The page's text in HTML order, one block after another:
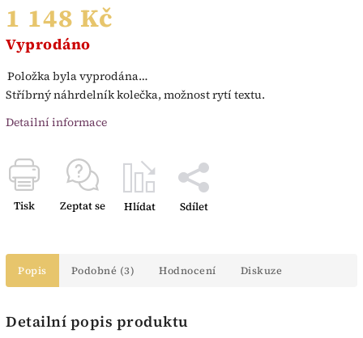
1 148 Kč
Vyprodáno
Položka byla vyprodána…
Stříbrný náhrdelník kolečka, možnost rytí textu.
Detailní informace
Tisk Zeptat se Hlídat Sdílet
Popis Podobné (3) Hodnocení Diskuze
Detailní popis produktu